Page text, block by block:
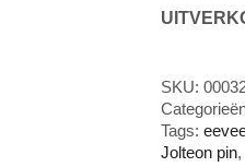
SKU:
Tags:
Jolteon pin,